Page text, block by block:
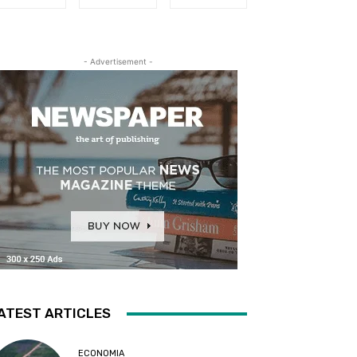
- Advertisement -
ARTICLES
ECONOMIA